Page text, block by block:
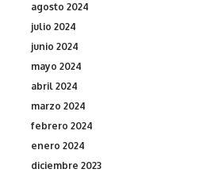
agosto 2024
julio 2024
junio 2024
mayo 2024
abril 2024
marzo 2024
febrero 2024
enero 2024
diciembre 2023